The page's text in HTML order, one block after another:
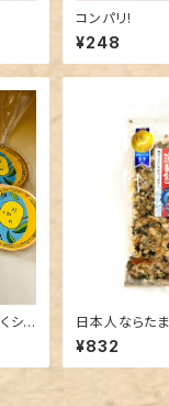
コンパリ!
¥248
シャ 日本人ならた
¥832